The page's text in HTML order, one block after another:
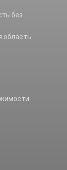
без
область